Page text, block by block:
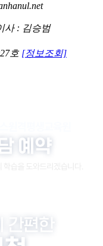
사 : 김승범
호 [정보조회]